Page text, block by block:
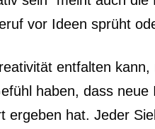
vor Ideen sprüht
entfalten
haben, dass
ergeben hat. Jeder